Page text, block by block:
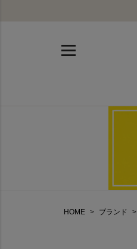
HOME ブランド